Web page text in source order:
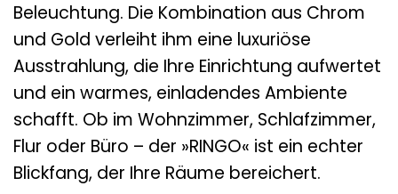
Beleuchtung. Die Kombination aus Chrom
und Gold verleiht ihm eine luxuriöse
Ausstrahlung, die Ihre Einrichtung aufwertet
und ein warmes, einladendes Ambiente
schafft. Ob im Wohnzimmer, Schlafzimmer,
Flur oder Büro – der »RINGO« ist ein echter
Blickfang, der Ihre Räume bereichert.